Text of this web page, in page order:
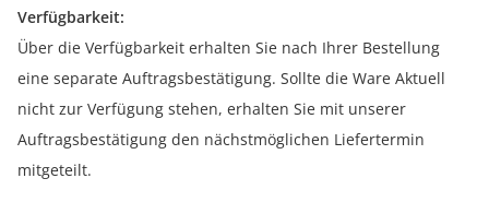
Verfügbarkeit:
Über die Verfügbarkeit erhalten Sie nach Ihrer Bestellung
eine separate Auftragsbestätigung. Sollte die Ware Aktuell
nicht zur Verfügung stehen, erhalten Sie mit unserer
Auftragsbestätigung den nächstmöglichen Liefertermin
mitgeteilt.